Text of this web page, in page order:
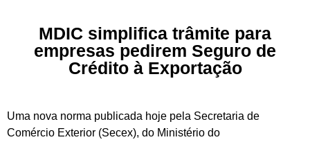
MDIC simplifica trâmite para
empresas pedirem Seguro de
Crédito à Exportação
Uma nova norma publicada hoje pela Secretaria de
Comércio Exterior (Secex), do Ministério do